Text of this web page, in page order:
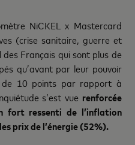
NiCKEL x Mastercard
(crise sanitaire, guerre et
Français qui sont plus de
qu’avant par leur pouvoir
de 10 points par rapport à
s’est vue renforcée
fort ressenti de l’inflation
prix de l’énergie (52%).